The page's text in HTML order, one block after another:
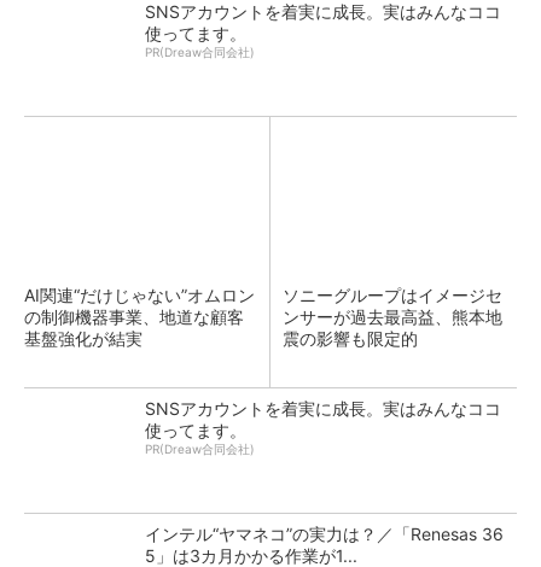
SNSアカウントを着実に成長。実はみんなココ
使ってます。
PR(Dreaw合同会社)
AI関連“だけじゃない”オムロン
の制御機器事業、地道な顧客
基盤強化が結実
ソニーグループはイメージセ
ンサーが過去最高益、熊本地
震の影響も限定的
SNSアカウントを着実に成長。実はみんなココ
使ってます。
PR(Dreaw合同会社)
インテル“ヤマネコ”の実力は？／「Renesas 36
5」は3カ月かかる作業が1...